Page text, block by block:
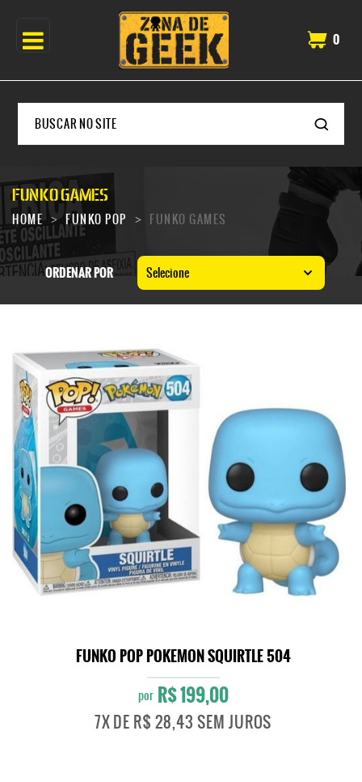
0
HOME FUNKO POP FUNKO GAMES
FUNKO GAMES
ORDENAR POR Selecione
FUNKO POP POKEMON SQUIRTLE 504
por R$ 199,00
7XDE R$ 28,43 SEM JUROS